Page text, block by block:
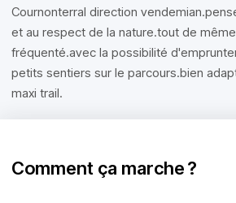
Cournonterral direction
et au respect de la nature.tout de
fréquenté.avec la possibilité
petits sentiers sur le parcours.bien
maxi trail.
Comment ça marche ?